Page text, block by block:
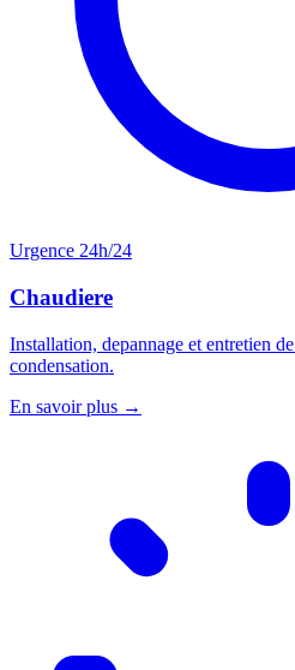
Urgence 24h/24
Chaudiere
Installation, depannage et entretien
condensation.
En savoir plus →